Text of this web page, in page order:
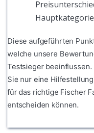
Diese aufgeführten
welche unsere
Testsieger
Sie nur eine
für das richtige Fischer
entscheiden können.